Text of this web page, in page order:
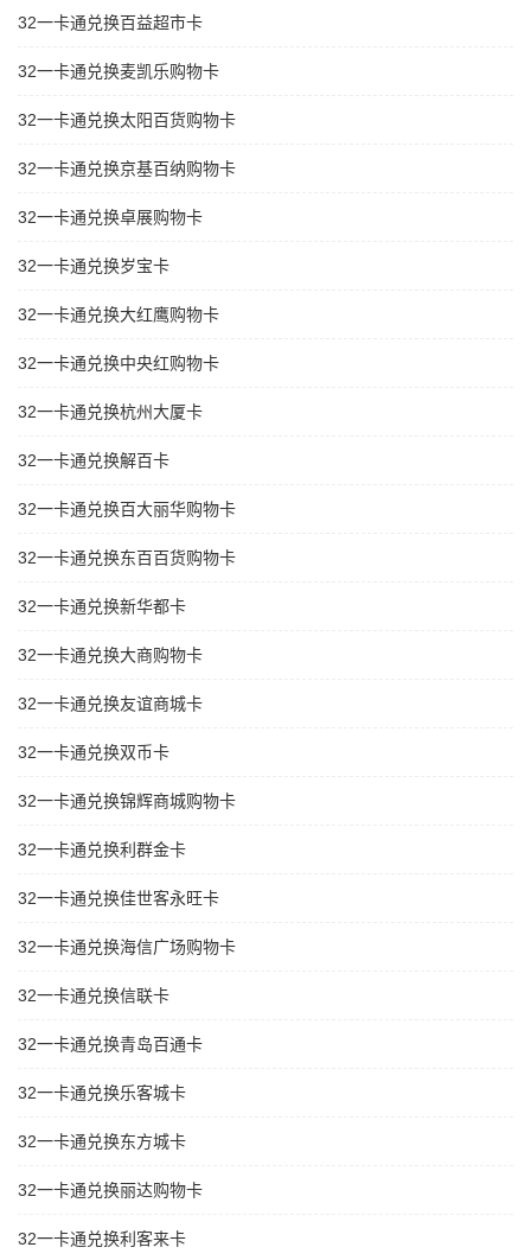
32一卡通兑换百益超市卡
32一卡通兑换麦凯乐购物卡
32一卡通兑换太阳百货购物卡
32一卡通兑换京基百纳购物卡
32一卡通兑换卓展购物卡
32一卡通兑换岁宝卡
32一卡通兑换大红鹰购物卡
32一卡通兑换中央红购物卡
32一卡通兑换杭州大厦卡
32一卡通兑换解百卡
32一卡通兑换百大丽华购物卡
32一卡通兑换东百百货购物卡
32一卡通兑换新华都卡
32一卡通兑换大商购物卡
32一卡通兑换友谊商城卡
32一卡通兑换双币卡
32一卡通兑换锦辉商城购物卡
32一卡通兑换利群金卡
32一卡通兑换佳世客永旺卡
32一卡通兑换海信广场购物卡
32一卡通兑换信联卡
32一卡通兑换青岛百通卡
32一卡通兑换乐客城卡
32一卡通兑换东方城卡
32一卡通兑换丽达购物卡
32一卡通兑换利客来卡